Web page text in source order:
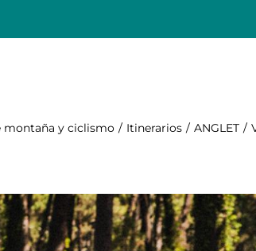
montaña y ciclismo Itinerarios ANGLET